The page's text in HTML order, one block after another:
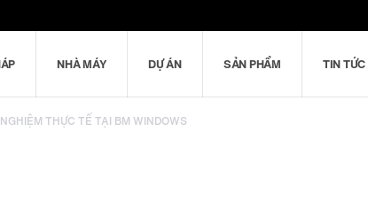
NHÀ MÁY DỰ ÁN SẢN PHẨM TIN TỨC
THỰC TẾ TẠI BM WINDOWS